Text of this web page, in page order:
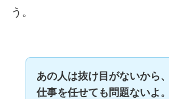
う。
あの人は抜け目がないから
仕事を任せても問題ないよ。